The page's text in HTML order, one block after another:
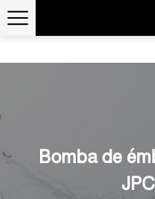
Bomba de